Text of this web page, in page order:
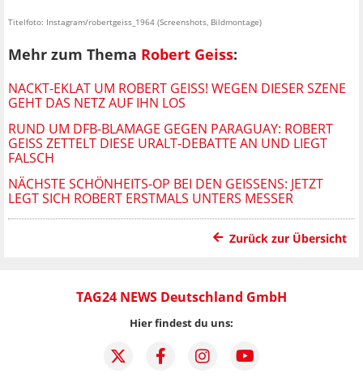
Titelfoto: Instagram/robertgeiss_1964 (Screenshots, Bildmontage)
Mehr zum Thema Robert Geiss:
NACKT-EKLAT UM ROBERT GEISS! WEGEN DIESER SZENE
GEHT DAS NETZ AUF IHN LOS
RUND UM DFB-BLAMAGE GEGEN PARAGUAY: ROBERT
GEISS ZETTELT DIESE URALT-DEBATTE AN UND LIEGT
FALSCH
NÄCHSTE SCHÖNHEITS-OP BEI DEN GEISSENS: JETZT
LEGT SICH ROBERT ERSTMALS UNTERS MESSER
Zurück zur Übersicht
TAG24 NEWS Deutschland GmbH
Hier findest du uns: